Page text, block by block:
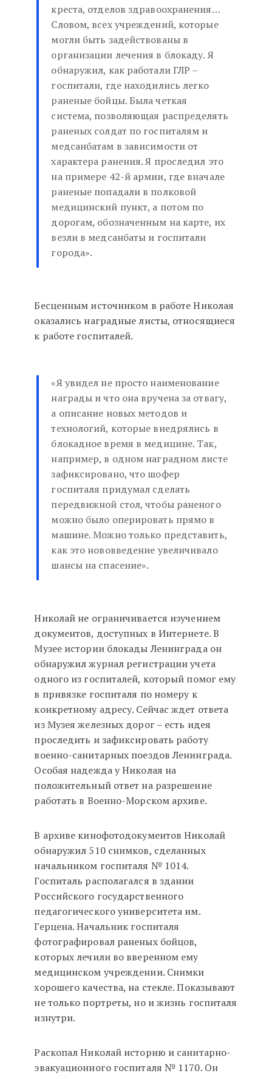
креста, отделов здравоохранения…
Словом, всех учреждений, которые
могли быть задействованы в
организации лечения в блокаду. Я
обнаружил, как работали ГЛР –
госпитали, где находились легко
раненые бойцы. Была четкая
система, позволяющая распределять
раненых солдат по госпиталям и
медсанбатам в зависимости от
характера ранения. Я проследил это
на примере 42-й армии, где вначале
раненые попадали в полковой
медицинский пункт, а потом по
дорогам, обозначенным на карте, их
везли в медсанбаты и госпитали
города».
Бесценным источником в работе Николая
оказались наградные листы, относящиеся
к работе госпиталей.
«Я увидел не просто наименование
награды и что она вручена за отвагу,
а описание новых методов и
технологий, которые внедрялись в
блокадное время в медицине. Так,
например, в одном наградном листе
зафиксировано, что шофер
госпиталя придумал сделать
передвижной стол, чтобы раненого
можно было оперировать прямо в
машине. Можно только представить,
как это нововведение увеличивало
шансы на спасение».
Николай не ограничивается изучением
документов, доступных в Интернете. В
Музее истории блокады Ленинграда он
обнаружил журнал регистрации учета
одного из госпиталей, который помог ему
в привязке госпиталя по номеру к
конкретному адресу. Сейчас ждет ответа
из Музея железных дорог – есть идея
проследить и зафиксировать работу
военно-санитарных поездов Ленинграда.
Особая надежда у Николая на
положительный ответ на разрешение
работать в Военно-Морском архиве.
В архиве кинофотодокументов Николай
обнаружил 510 снимков, сделанных
начальником госпиталя № 1014.
Госпиталь располагался в здании
Российского государственного
педагогического университета им.
Герцена. Начальник госпиталя
фотографировал раненых бойцов,
которых лечили во вверенном ему
медицинском учреждении. Снимки
хорошего качества, на стекле. Показывают
не только портреты, но и жизнь госпиталя
изнутри.
Раскопал Николай историю и санитарно-
эвакуационного госпиталя № 1170. Он